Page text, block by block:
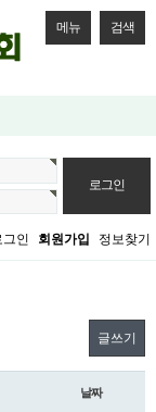
메뉴 검색
그인 회원가입 정보찾기
글쓰기
날짜